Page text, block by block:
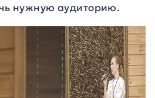
нужную аудиторию.